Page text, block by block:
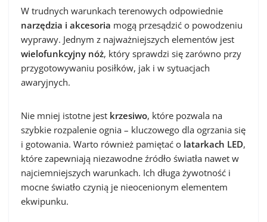
W trudnych warunkach terenowych odpowiednie
narzędzia i akcesoria mogą przesądzić o powodzeniu
wyprawy. Jednym z najważniejszych elementów jest
wielofunkcyjny nóż, który sprawdzi się zarówno przy
przygotowywaniu posiłków, jak i w sytuacjach
awaryjnych.
Nie mniej istotne jest krzesiwo, które pozwala na
szybkie rozpalenie ognia – kluczowego dla ogrzania się
i gotowania. Warto również pamiętać o latarkach LED,
które zapewniają niezawodne źródło światła nawet w
najciemniejszych warunkach. Ich długa żywotność i
mocne światło czynią je nieocenionym elementem
ekwipunku.